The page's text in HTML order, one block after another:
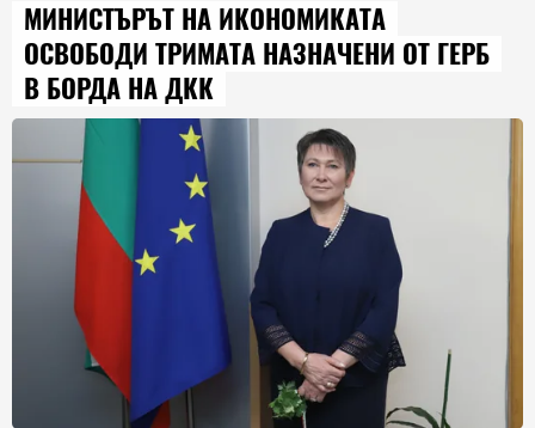
МИНИСТЪРЪТ НА ИКОНОМИКАТА
ОСВОБОДИ ТРИМАТА НАЗНАЧЕНИ ОТ ГЕРБ
В БОРДА НА ДКК